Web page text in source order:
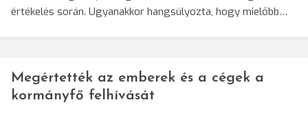
értékelés során. Ugyanakkor hangsúlyozta, hogy mielőbb…
Megértették az emberek és a cégek a
kormányfő felhívását